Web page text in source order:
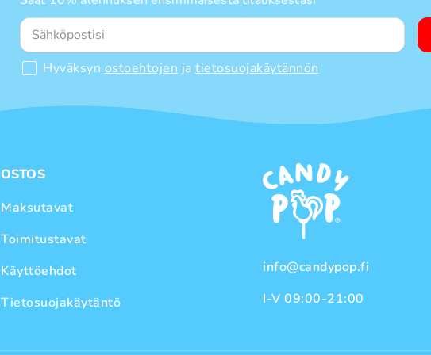
Hyväksyn ostoehtojen ja tietosuojakäytännön
OSTOS
Maksutavat
Toimitustavat
Käyttöehdot
Tietosuojakäytäntö
info@candypop.fi
I-V 09:00-21:00